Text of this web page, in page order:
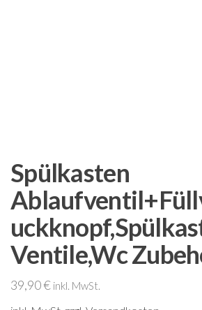
Spülkasten
Ventile,Wc
39,90€ inkl. MwSt.